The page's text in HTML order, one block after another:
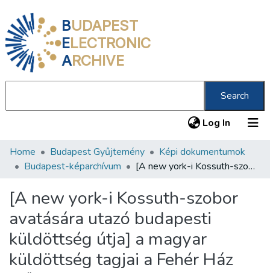
BUDAPEST
ELECTRONIC
ARCHIVE
Search
Log In (current)
Communities & Collections
Statistics
About us
Home Budapest Gyűjtemény
Képi dokumentumok
Budapest-képarchívum
[A new york-i Kossuth-szobor avatására utazó budapesti küldöttség útja] a magyar küldöttség tagjai a Fehér Ház előtt
[A new york-i Kossuth-szobor
avatására utazó budapesti
küldöttség útja] a magyar
küldöttség tagjai a Fehér Ház